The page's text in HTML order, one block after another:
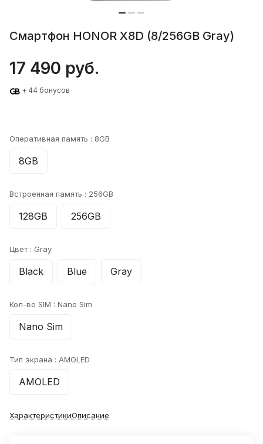
Смартфон HONOR X8D (8/256GB Gray)
17 490 руб.
+ 44 бонусов
Оперативная память : 8GB
8GB
Встроенная память : 256GB
128GB 256GB
Цвет : Gray
Black Blue Gray
Кол-во SIM : Nano Sim
Nano Sim
Тип экрана : AMOLED
AMOLED
ХарактеристикиОписание